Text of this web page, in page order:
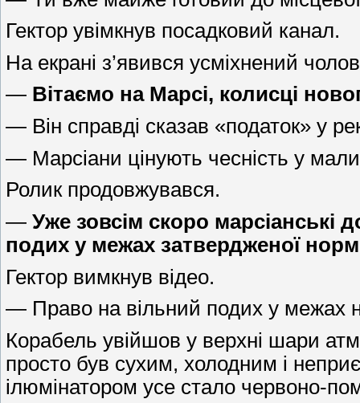
Гектор увімкнув посадковий канал.
На екрані з’явився усміхнений
— Вітаємо на Марсі, колисці
— Він справді сказав «податок» у
— Марсіани цінують чесність у
Ролик продовжувався.
— Уже зовсім скоро
подих у межах затвердженої
Гектор вимкнув відео.
— Право на вільний подих у межах
Корабель увійшов у верхні шари
просто був сухим, холодним і
ілюмінатором усе стало червоно-